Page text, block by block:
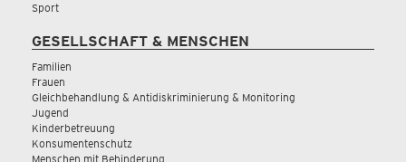
Sport
GESELLSCHAFT & MENSCHEN
Familien
Frauen
Gleichbehandlung & Antidiskriminierung & Monitoring
Jugend
Kinderbetreuung
Konsumentenschutz
Menschen mit Behinderung